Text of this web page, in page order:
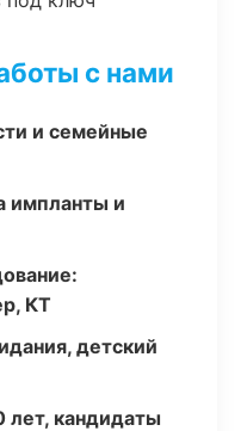
с нами
и семейные
импланты и
КТ
детский
лет, кандидаты